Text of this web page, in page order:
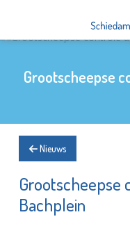
Grootscheepse
Nieuws
Grootscheepse
Bachplein